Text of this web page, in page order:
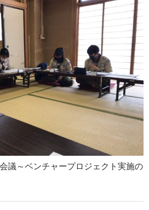
議～ベンチャープロジェクト実施の